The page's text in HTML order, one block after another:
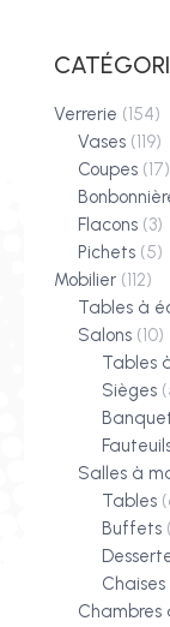
Verrerie (154)
Vases (119)
Coupes (17)
Flacons (3)
Pichets (5)
Mobilier (112)
Tables à
Salons (10)
Tables
Sièges
Salles à
Tables
Buffets
Chaises
Chambres